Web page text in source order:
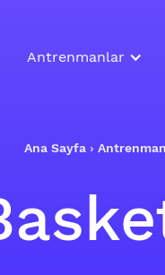
Antrenmanlar
Ana Sayfa ›